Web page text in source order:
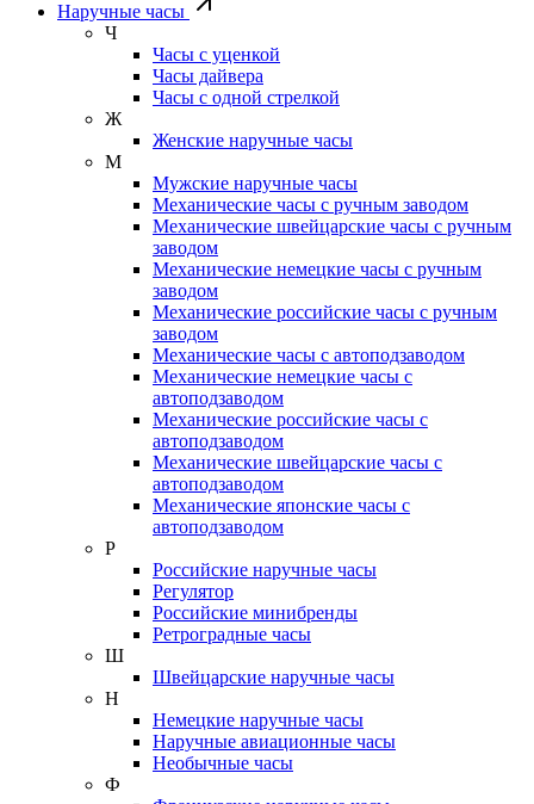
Наручные часы
Ч
Часы с уценкой
Часы дайвера
Часы с одной стрелкой
Ж
Женские наручные часы
М
Мужские наручные часы
Механические часы с ручным заводом
Механические швейцарские часы с ручным
заводом
Механические немецкие часы с ручным
заводом
Механические российские часы с ручным
заводом
Механические часы с автоподзаводом
Механические немецкие часы с
автоподзаводом
Механические российские часы с
автоподзаводом
Механические швейцарские часы с
автоподзаводом
Механические японские часы с
автоподзаводом
Р
Российские наручные часы
Регулятор
Российские минибренды
Ретроградные часы
Ш
Швейцарские наручные часы
Н
Немецкие наручные часы
Наручные авиационные часы
Необычные часы
Ф